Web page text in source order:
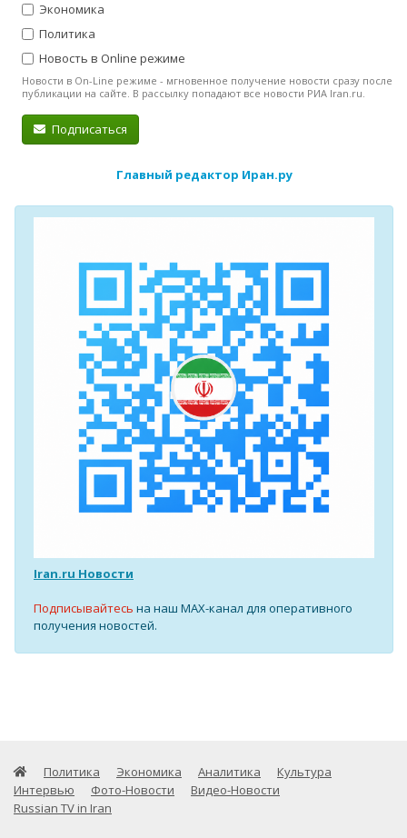
Экономика
Политика
Новость в Online режиме
Новости в On-Line режиме - мгновенное получение новости сразу после
публикации на сайте. В рассылку попадают все новости РИА Iran.ru.
Подписаться
Главный редактор Иран.ру
Iran.ru Новости
Подписывайтесь на наш MAX-канал для оперативного
получения новостей.
Политика Экономика Аналитика
Культура
Интервью
Фото-Новости
Видео-Новости
Russian TV in Iran